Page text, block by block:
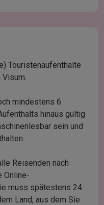
Touristenaufenthalte
mindestens 6
hinaus gültig
sein und
Reisenden nach
Online-
muss spätestens 24
Land, aus dem Sie